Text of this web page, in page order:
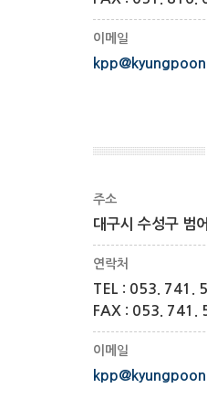
이메일
주소
대구시 수성구 범
연락처
TEL : 053. 741.
FAX : 053. 741.
이메일